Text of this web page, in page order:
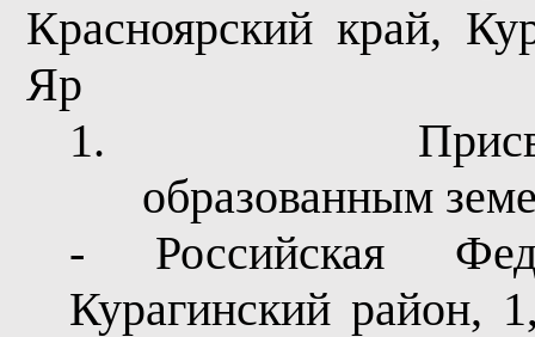
Красноярский край,
Яр
1.
образованным
- Российская
Курагинский район,